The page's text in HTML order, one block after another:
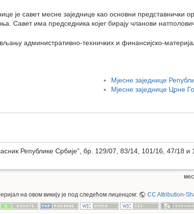
је савет месне заједнице као основни представнички
Савет има председника којег бирају чланови
административно-техничких и финансијско-
Мјесне заједнице
Мјесне заједнице Црне
Републике Србије”, бр. 129/07, 83/14, 101/16, 47/18 и
на овом викију је под следећом лиценцом: CC Attribution-